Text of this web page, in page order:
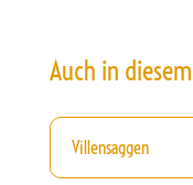
Auch in
Villensaggen